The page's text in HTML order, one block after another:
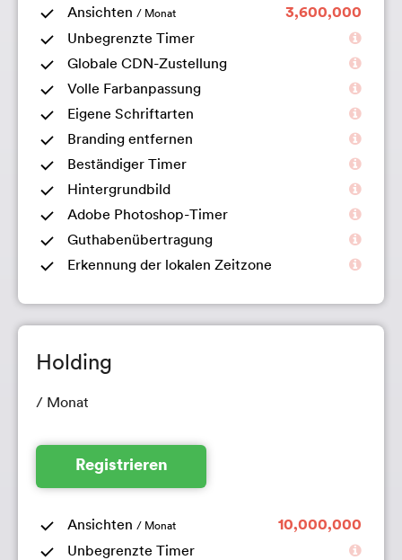
Ansichten / Monat
3,600,000
Unbegrenzte Timer
Globale CDN-Zustellung
Volle Farbanpassung
Eigene Schriftarten
Branding entfernen
Beständiger Timer
Hintergrundbild
Adobe Photoshop-Timer
Guthabenübertragung
Erkennung der lokalen Zeitzone
Holding
/ Monat
Registrieren
Ansichten / Monat
10,000,000
Unbegrenzte Timer